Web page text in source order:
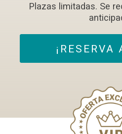
Plazas limitadas. Se
¡RESERVA